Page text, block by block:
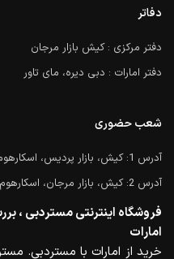
دفاتر
دفتر مرکزی : کیش بازار مرجان
دفتر امارات : دبی دیره، مای تاور
شعب حضوری
آدرس 1: کیش، بازار پردیس، اسکارهوم
آدرس 2: کیش، بازار مرجان، اسکارهوم
فروشگاه اینترنتی مستردبی ،
امارات
خرید از امارات با مستردبی.